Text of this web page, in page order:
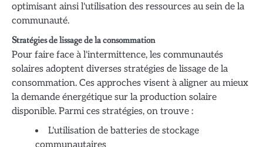
optimisant ainsi l'utilisation des ressources au sein de la
communauté.
Stratégies de lissage de la consommation
Pour faire face à l'intermittence, les communautés
solaires adoptent diverses stratégies de lissage de la
consommation. Ces approches visent à aligner au mieux
la demande énergétique sur la production solaire
disponible. Parmi ces stratégies, on trouve :
L'utilisation de batteries de stockage